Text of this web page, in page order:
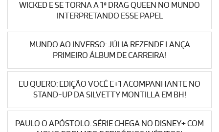
WICKED E SE TORNA A 1ª DRAG QUEEN NO MUNDO
INTERPRETANDO ESSE PAPEL
MUNDO AO INVERSO: JÚLIA REZENDE LANÇA
PRIMEIRO ÁLBUM DE CARREIRA!
EU QUERO: EDIÇÃO VOCÊ E+1 ACOMPANHANTE NO
STAND-UP DA SILVETTY MONTILLA EM BH!
PAULO O APÓSTOLO: SÉRIE CHEGA NO DISNEY+ COM